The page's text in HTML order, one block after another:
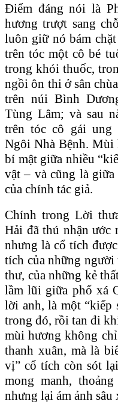
Điểm đáng nói là
hương trượt sang
luôn giữ nó bám
trên tóc một cô bé
trong khói thuốc,
ngồi ôn thi ở sân
trên núi Bình
Tùng Lâm; và sau
trên tóc cô gái ung
Ngôi Nhà Bệnh.
bí mật giữa nhiều
vật – và cũng là
của chính tác giả.
Chính trong Lời
Hải đã thú nhận ước
nhưng là cổ tích
tích của những người
thư, của những kẻ
lầm lũi giữa phố xá
lời anh, là một “kiếp
trong đó, rồi tan đi
mùi hương không
thanh xuân, mà là
vị” cổ tích còn sót
mong manh,
nhưng lại ám ảnh sâu